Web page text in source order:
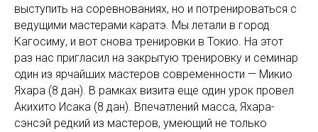
выступить на соревнованиях, но и потренироваться с
ведущими мастерами каратэ. Мы летали в город
Кагосиму, и вот снова тренировки в Токио. На этот
раз нас пригласил на закрытую тренировку и семинар
один из ярчайших мастеров современности — Микио
Яхара (8 дан). В рамках визита еще один урок провел
Акихито Исака (8 дан). Впечатлений масса, Яхара-
сэнсэй редкий из мастеров, умеющий не только